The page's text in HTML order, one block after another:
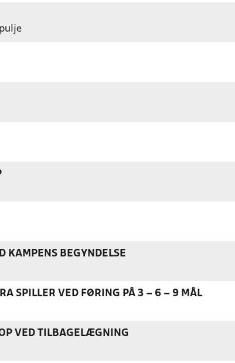
KAMPENS BEGYNDELSE
SPILLER VED FØRING PÅ 3 – 6 – 9 MÅL
VED TILBAGELÆGNING